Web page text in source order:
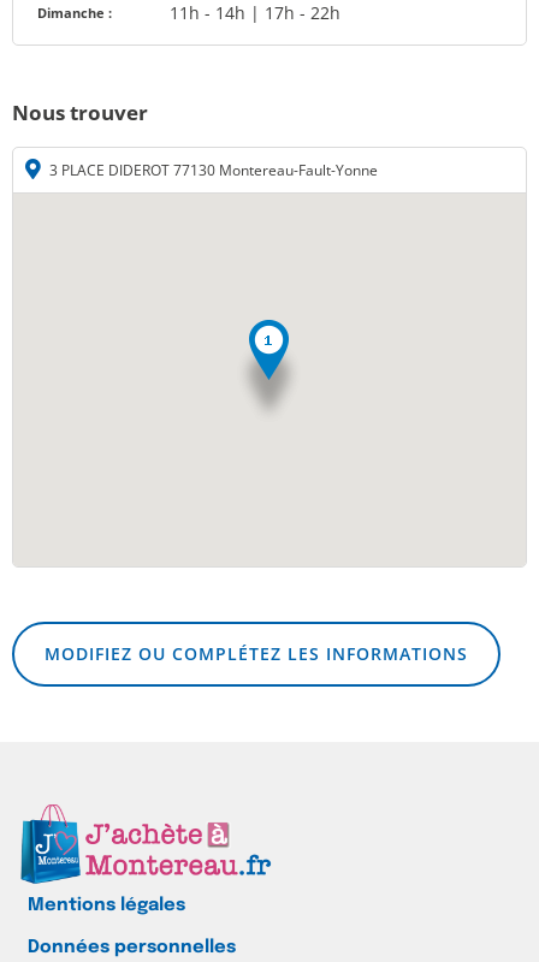
Dimanche : 11h - 14h | 17h - 22h
Nous trouver
3 PLACE DIDEROT 77130 Montereau-Fault-Yonne
MODIFIEZ OU COMPLÉTEZ LES INFORMATIONS
Mentions légales
Données personnelles